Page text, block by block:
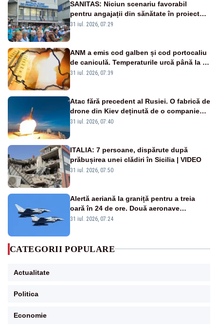
SANITAS: Niciun scenariu favorabil
pentru angajații din sănătate în proiectul
Legii salarizării
31 iul. 2026, 07:29
ANM a emis cod galben și cod portocaliu
de caniculă. Temperaturile urcă până la 38
de grade, iar nopțile devin tropicale
31 iul. 2026, 07:39
Atac fără precedent al Rusiei. O fabrică de
drone din Kiev deținută de o companie
americană, distrusă de o rachetă
31 iul. 2026, 07:40
ITALIA: 7 persoane, dispărute după
prăbușirea unei clădiri în Sicilia | VIDEO
31 iul. 2026, 07:50
Alertă aeriană la graniță pentru a treia
oară în 24 de ore. Două aeronave
Eurofighter britanice au fost ridicate de la
31 iul. 2026, 07:24
CATEGORII POPULARE
Actualitate
Politica
Economie